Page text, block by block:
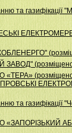
та газифікації
ЗАВОД"
та газифікації
«ЗАПОРІЗЬКИЙ